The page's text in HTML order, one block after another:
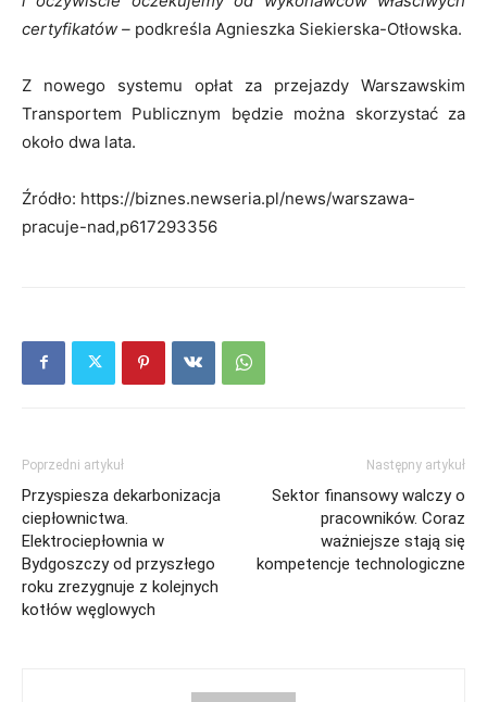
certyfikatów – podkreśla Agnieszka Siekierska-Otłowska.
Z nowego systemu opłat za przejazdy Warszawskim
Transportem Publicznym będzie można skorzystać za
około dwa lata.
Źródło: https://biznes.newseria.pl/news/warszawa-
pracuje-nad,p617293356
Poprzedni artykuł
Przyspiesza dekarbonizacja
ciepłownictwa.
Elektrociepłownia w
Bydgoszczy od przyszłego
roku zrezygnuje z kolejnych
kotłów węglowych
Następny artykuł
Sektor finansowy walczy o
pracowników. Coraz
ważniejsze stają się
kompetencje technologiczne